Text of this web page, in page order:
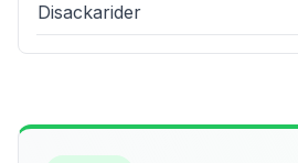
Disackarider